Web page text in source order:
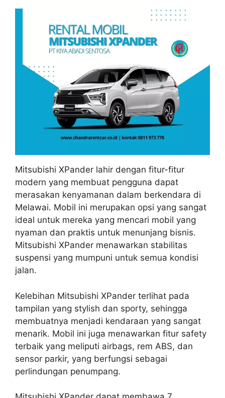
Mitsubishi XPander lahir dengan fitur-fitur
modern yang membuat pengguna dapat
merasakan kenyamanan dalam berkendara di
Melawai. Mobil ini merupakan opsi yang sangat
ideal untuk mereka yang mencari mobil yang
nyaman dan praktis untuk menunjang bisnis.
Mitsubishi XPander menawarkan stabilitas
suspensi yang mumpuni untuk semua kondisi
jalan.
Kelebihan Mitsubishi XPander terlihat pada
tampilan yang stylish dan sporty, sehingga
membuatnya menjadi kendaraan yang sangat
menarik. Mobil ini juga menawarkan fitur safety
terbaik yang meliputi airbags, rem ABS, dan
sensor parkir, yang berfungsi sebagai
perlindungan penumpang.